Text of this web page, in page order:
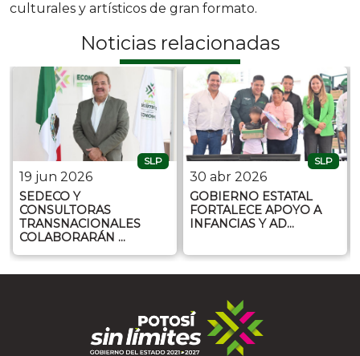
culturales y artísticos de gran formato.
Noticias relacionadas
SLP
19 jun 2026
SEDECO Y
CONSULTORAS
TRANSNACIONALES
COLABORARÁN …
SLP
30 abr 2026
GOBIERNO ESTATAL
FORTALECE APOYO A
INFANCIAS Y AD…